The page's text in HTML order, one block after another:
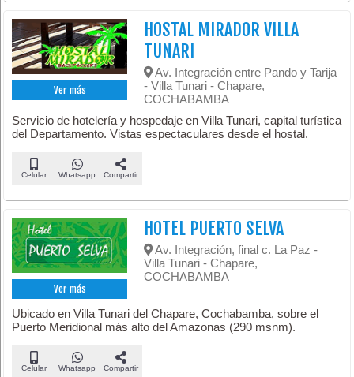
Ver más
HOSTAL MIRADOR VILLA
TUNARI
Av. Integración entre Pando y Tarija
- Villa Tunari - Chapare,
COCHABAMBA
Servicio de hotelería y hospedaje en Villa Tunari, capital turística
del Departamento. Vistas espectaculares desde el hostal.
Celular Whatsapp Compartir
Ver más
HOTEL PUERTO SELVA
Av. Integración, final c. La Paz -
Villa Tunari - Chapare,
COCHABAMBA
Ubicado en Villa Tunari del Chapare, Cochabamba, sobre el
Puerto Meridional más alto del Amazonas (290 msnm).
Celular Whatsapp Compartir